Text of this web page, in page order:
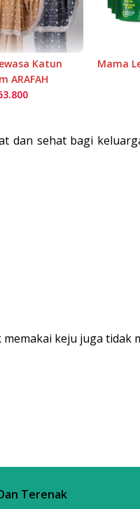
Katun
ARAFAH
Mama
dan sehat bagi
keju juga tidak
Terenak